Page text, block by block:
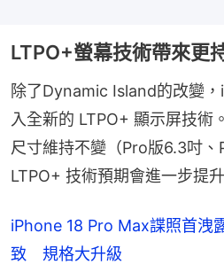
LTPO+螢幕技術帶來更
除了Dynamic Island的改變
入全新的 LTPO+ 顯示屏技術
尺寸維持不變（Pro版6.3吋
LTPO+ 技術預期會進一步提
iPhone 18 Pro Max諜照首洩
致 規格大升級